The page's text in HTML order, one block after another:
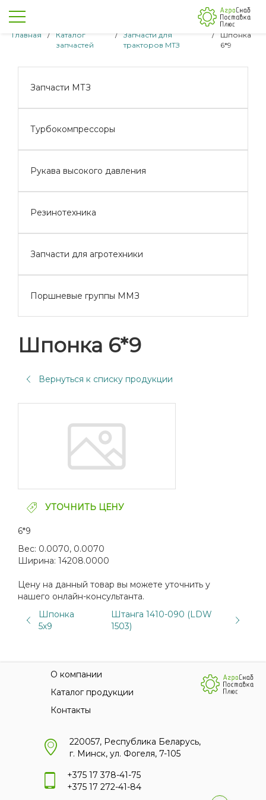
Главная /
Каталог
запчастей
/
Запчасти для
тракторов МТЗ
/
Шпонка
6*9
Запчасти МТЗ
Турбокомпрессоры
Рукава высокого давления
Резинотехника
Запчасти для агротехники
Поршневые группы ММЗ
Шпонка 6*9
Вернуться к списку продукции
УТОЧНИТЬ ЦЕНУ
6*9
Вес: 0.0070, 0.0070
Ширина: 14208.0000
Цену на данный товар вы можете уточнить у
нашего онлайн-консультанта.
Шпонка
5х9
Штанга 1410-090 (LDW
1503)
О компании
Каталог продукции
Контакты
220057, Республика Беларусь,
г. Минск, ул. Фогеля, 7-105
+375 17 378-41-75
+375 17 272-41-84